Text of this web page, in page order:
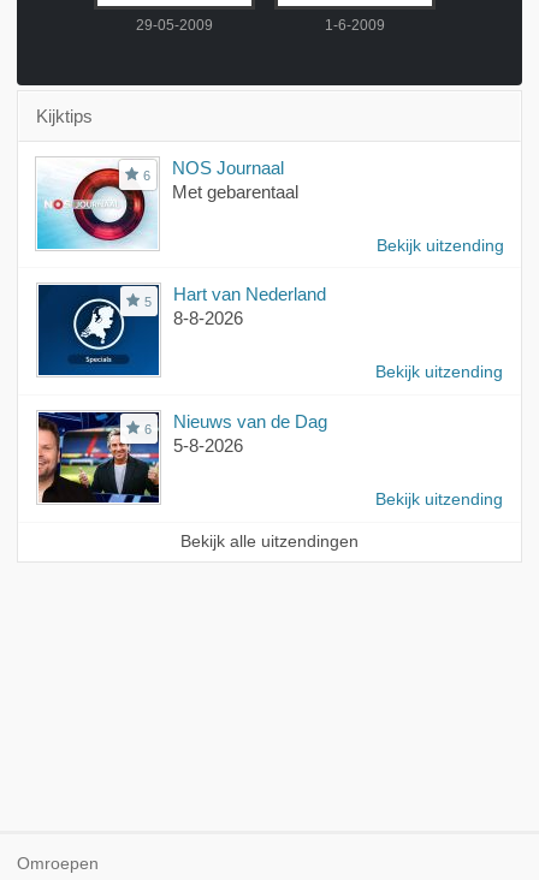
29-05-2009 1-6-2009
Kijktips
6
NOS Journaal
Met gebarentaal
Bekijk uitzending
5
Hart van Nederland
8-8-2026
Bekijk uitzending
6
Nieuws van de Dag
5-8-2026
Bekijk uitzending
Bekijk alle uitzendingen
Omroepen